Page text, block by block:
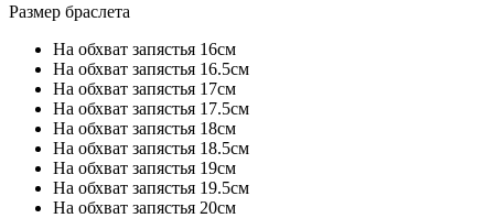
Размер браслета
На обхват запястья 16см
На обхват запястья 16.5см
На обхват запястья 17см
На обхват запястья 17.5см
На обхват запястья 18см
На обхват запястья 18.5см
На обхват запястья 19см
На обхват запястья 19.5см
На обхват запястья 20см